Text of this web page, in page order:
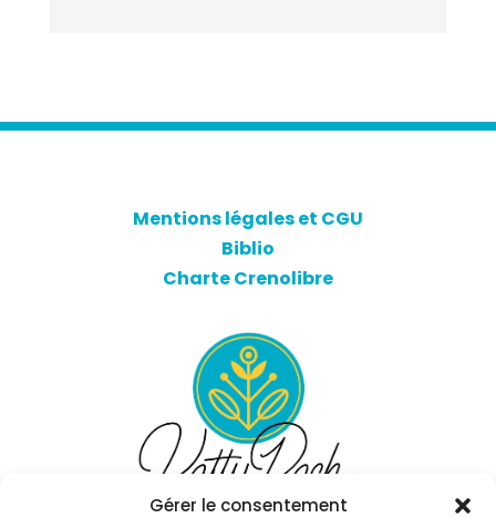
Gérer le consentement
Mentions légales et CGU
Biblio
Charte Crenolibre